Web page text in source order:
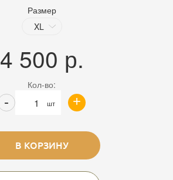
Размер
4 500 р.
Кол-во:
шт +
-
В КОРЗИНУ